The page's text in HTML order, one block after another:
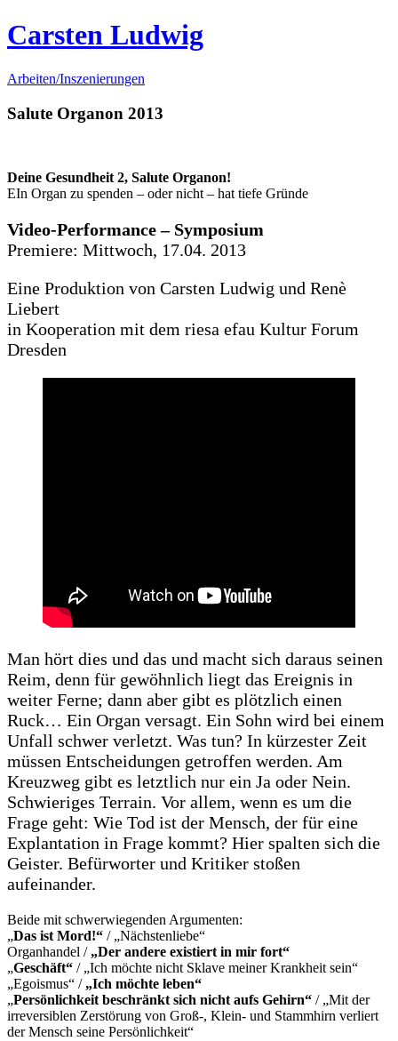
Carsten Ludwig
Arbeiten/Inszenierungen
Salute Organon 2013
Deine Gesundheit 2, Salute Organon!
EIn Organ zu spenden – oder nicht – hat tiefe Gründe
Video-Performance – Symposium
Premiere: Mittwoch, 17.04. 2013
Eine Produktion von Carsten Ludwig und Renè
Liebert
in Kooperation mit dem riesa efau Kultur Forum
Dresden
Man hört dies und das und macht sich daraus seinen
Reim, denn für gewöhnlich liegt das Ereignis in
weiter Ferne; dann aber gibt es plötzlich einen
Ruck… Ein Organ versagt. Ein Sohn wird bei einem
Unfall schwer verletzt. Was tun? In kürzester Zeit
müssen Entscheidungen getroffen werden. Am
Kreuzweg gibt es letztlich nur ein Ja oder Nein.
Schwieriges Terrain. Vor allem, wenn es um die
Frage geht: Wie Tod ist der Mensch, der für eine
Explantation in Frage kommt? Hier spalten sich die
Geister. Befürworter und Kritiker stoßen
aufeinander.
Beide mit schwerwiegenden Argumenten:
„Das ist Mord!“ / „Nächstenliebe“
Organhandel / „Der andere existiert in mir fort“
„Geschäft“ / „Ich möchte nicht Sklave meiner Krankheit sein“
„Egoismus“ / „Ich möchte leben“
„Persönlichkeit beschränkt sich nicht aufs Gehirn“ / „Mit der
irreversiblen Zerstörung von Groß-, Klein- und Stammhirn verliert
der Mensch seine Persönlichkeit“